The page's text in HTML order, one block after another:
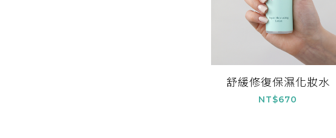
舒緩修復保濕化妝水
NT$670